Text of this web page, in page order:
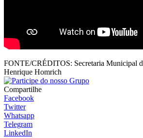
FONTE/CRÉDITOS: Secretaria Municipal
Henrique Homrich
Compartilhe
Facebook
Twitter
Whatsapp
Telegram
LinkedIn